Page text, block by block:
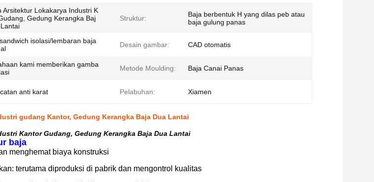
Arsitektur Lokakarya Industri K
Gedung Kerangka Baj
Struktur:
Baja berbentuk H yang dilas peb atau
baja gulung panas
isolasi/lembaran baja
Desain gambar: CAD otomatis
kami memberikan gamba
Metode Moulding: Baja Canai Panas
anti karat Pelabuhan: Xiamen
gudang Kantor, Gedung Kerangka Baja Dua Lantai
Kantor Gudang, Gedung Kerangka Baja Dua Lantai
baja
menghemat biaya konstruksi
terutama diproduksi di pabrik dan mengontrol kualitas